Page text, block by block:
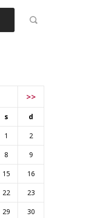
>>
s d
1 2
8 9
15 16
22 23
29 30